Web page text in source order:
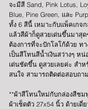
จะมีสี Sand, Pink Lotus,
Blue, Pine Green, และ
ทั้ง 6 สีนี้ เหมาะกับแพ็คเกจ
แล้วสีผ้าก็ดูสวยเด่นขึ้นมาสุ
ต้องการที่จะปักโลโก้ด้วย ทา
เป็นสีโทนสีน้ำเงินสว่างๆ ห
เด่นชัดขึ้น ดูสวยเลยค่ะ สำ
สนใจ สามารถติดต่อสอบถา
**ผ้าสีโทนใหม่กับกล่องสีชม
ผ้าเช็ดตัว 27x54 นิ้ว ด้ายเดี่